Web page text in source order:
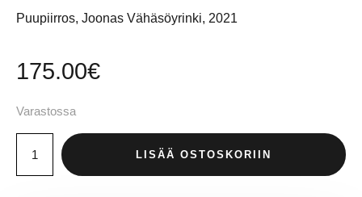
Puupiirros, Joonas Vähäsöyrinki, 2021
175.00€
Varastossa
LISÄÄ OSTOSKORIIN